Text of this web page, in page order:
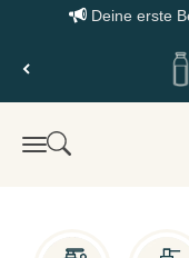
Deine erste
Gratis
MenüSuche